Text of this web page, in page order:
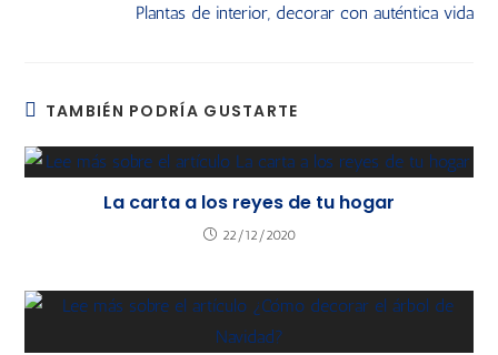
Plantas de interior, decorar con auténtica vida
TAMBIÉN PODRÍA GUSTARTE
La carta a los reyes de tu hogar
22/12/2020